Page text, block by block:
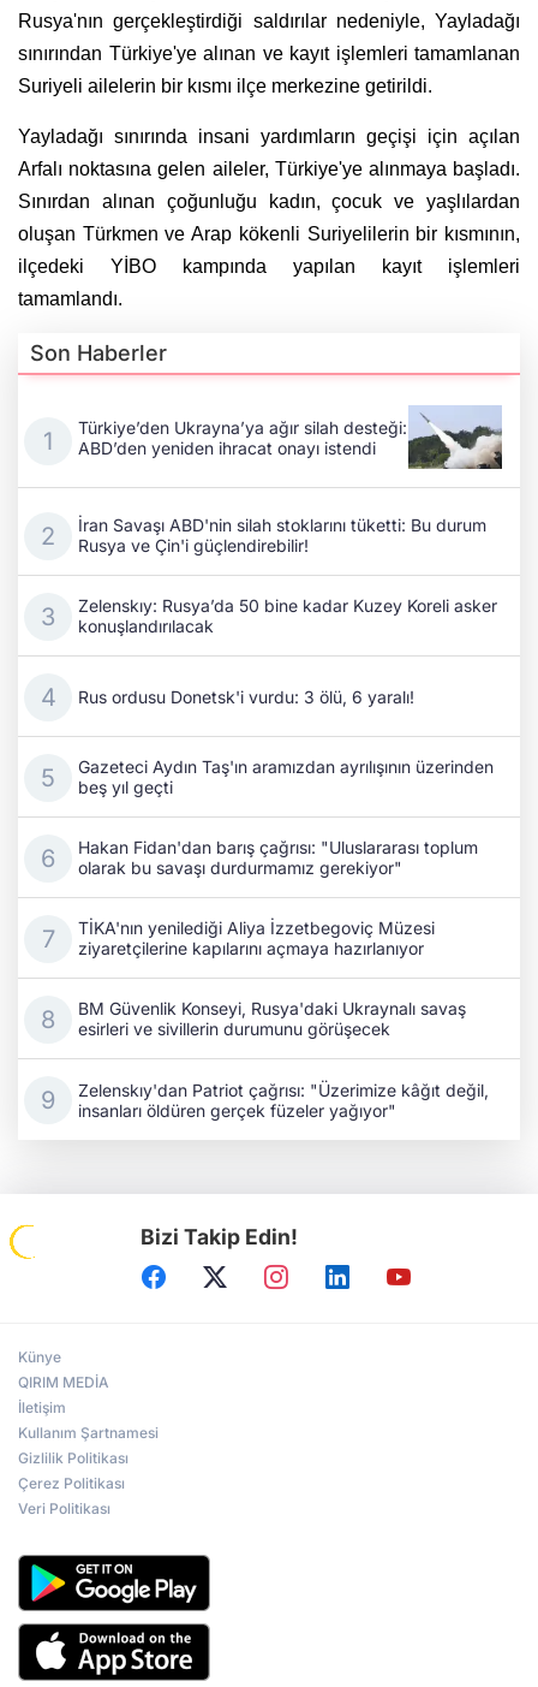
Rusya'nın gerçekleştirdiği saldırılar nedeniyle, Yayladağı
sınırından Türkiye'ye alınan ve kayıt işlemleri tamamlanan
Suriyeli ailelerin bir kısmı ilçe merkezine getirildi.
Yayladağı sınırında insani yardımların geçişi için açılan
Arfalı noktasına gelen aileler, Türkiye'ye alınmaya başladı.
Sınırdan alınan çoğunluğu kadın, çocuk ve yaşlılardan
oluşan Türkmen ve Arap kökenli Suriyelilerin bir kısmının,
ilçedeki YİBO kampında yapılan kayıt işlemleri
tamamlandı.
Son Haberler
Türkiye’den Ukrayna’ya ağır silah desteği:
ABD’den yeniden ihracat onayı istendi
İran Savaşı ABD'nin silah stoklarını tüketti: Bu durum
Rusya ve Çin'i güçlendirebilir!
Zelenskıy: Rusya’da 50 bine kadar Kuzey Koreli asker
konuşlandırılacak
Rus ordusu Donetsk'i vurdu: 3 ölü, 6 yaralı!
Gazeteci Aydın Taş'ın aramızdan ayrılışının üzerinden
beş yıl geçti
Hakan Fidan'dan barış çağrısı: "Uluslararası toplum
olarak bu savaşı durdurmamız gerekiyor"
TİKA'nın yenilediği Aliya İzzetbegoviç Müzesi
ziyaretçilerine kapılarını açmaya hazırlanıyor
BM Güvenlik Konseyi, Rusya'daki Ukraynalı savaş
esirleri ve sivillerin durumunu görüşecek
Zelenskıy'dan Patriot çağrısı: "Üzerimize kâğıt değil,
insanları öldüren gerçek füzeler yağıyor"
Bizi Takip Edin!
Künye
QIRIM MEDİA
İletişim
Kullanım Şartnamesi
Gizlilik Politikası
Çerez Politikası
Veri Politikası